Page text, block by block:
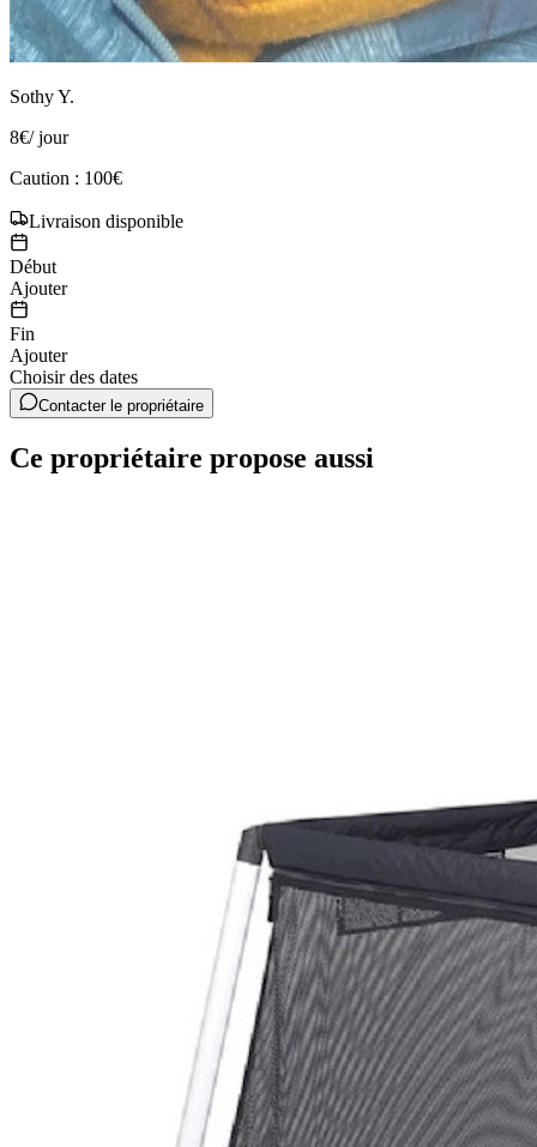
Sothy Y.
8€/ jour
Caution : 100€
Livraison disponible
Début
Ajouter
Fin
Ajouter
Choisir des dates
Contacter le propriétaire
Ce propriétaire propose aussi